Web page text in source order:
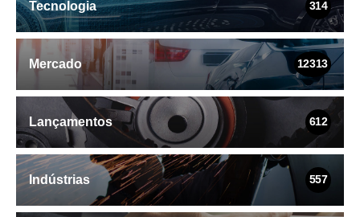
Tecnologia 314
Mercado 12313
Lançamentos 612
Indústrias 557